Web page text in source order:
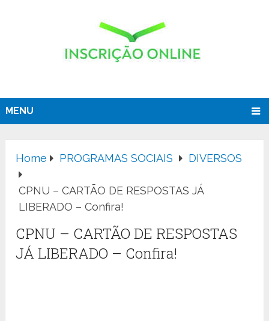
MENU
Home PROGRAMAS SOCIAIS DIVERSOS
CPNU – CARTÃO DE RESPOSTAS JÁ
LIBERADO – Confira!
CPNU – CARTÃO DE RESPOSTAS
JÁ LIBERADO – Confira!